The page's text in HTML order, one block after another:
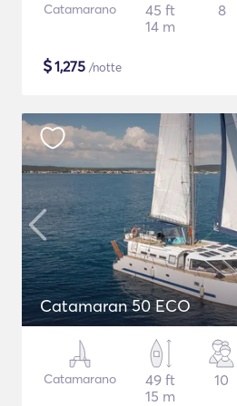
Catamarano
45 ft
14 m
8
$1,275 /notte
Catamaran 50 ECO
Catamarano
49 ft
15 m
10